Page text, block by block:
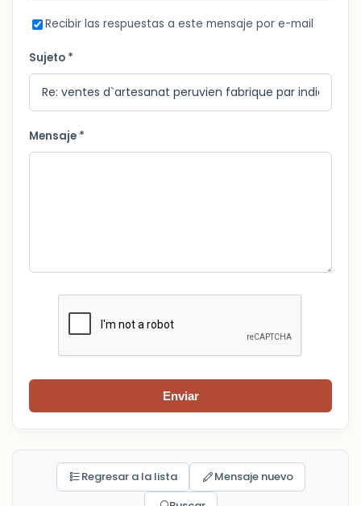
Recibir las respuestas a este mensaje por e-mail
Sujeto *
Mensaje *
Enviar
Regresar a la lista
Mensaje nuevo